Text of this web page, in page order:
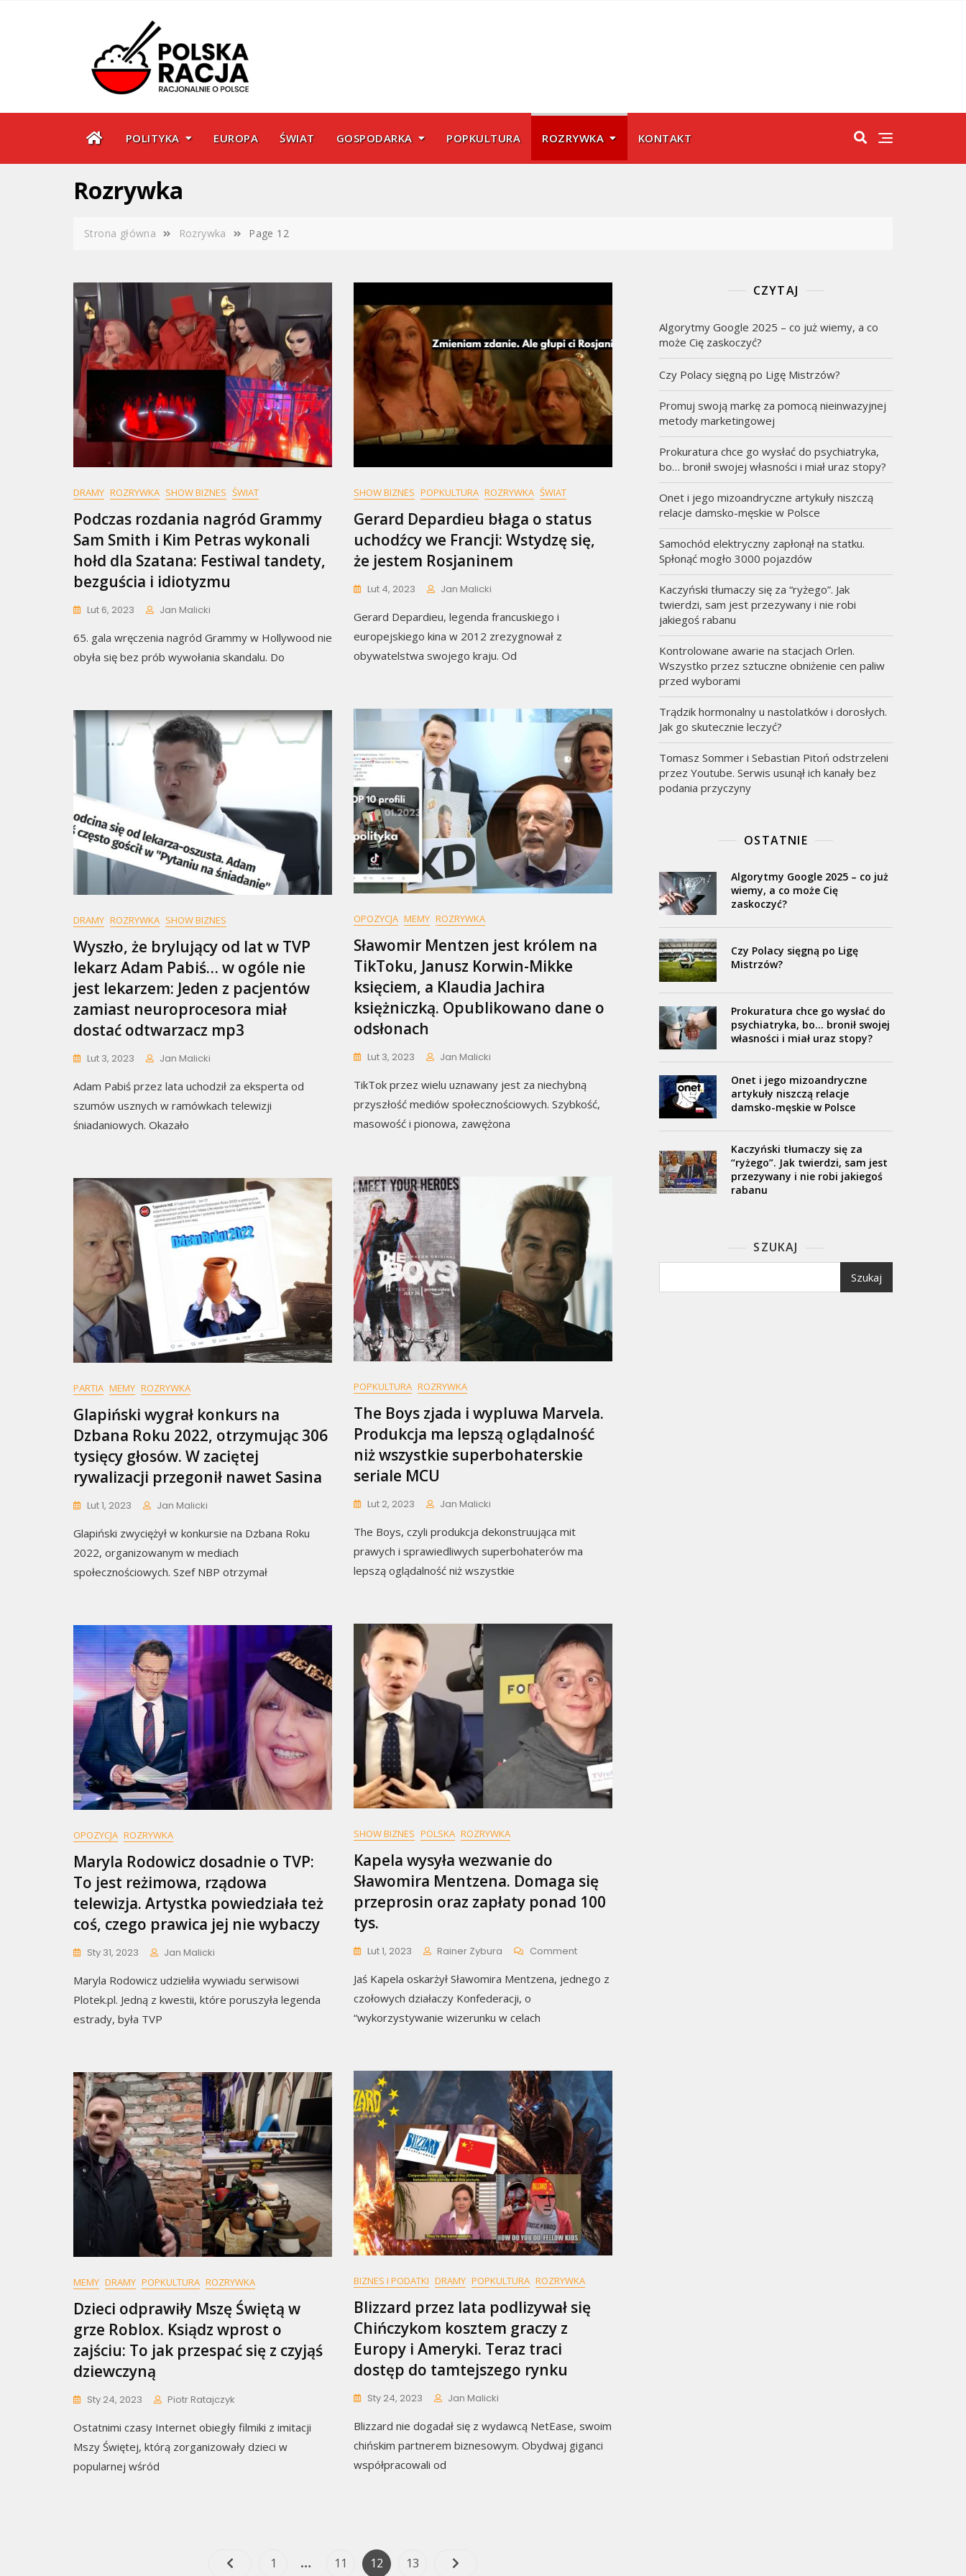
POLITYKA EUROPA ŚWIAT GOSPODARKA POPKULTURA ROZRYWKA KONTAKT
Rozrywka
Strona główna Rozrywka Page 12
DRAMY ROZRYWKA SHOW BIZNES ŚWIAT
Podczas rozdania nagród Grammy
Sam Smith i Kim Petras wykonali
hołd dla Szatana: Festiwal tandety,
bezguścia i idiotyzmu
Lut 6, 2023 Jan Malicki
65. gala wręczenia nagród Grammy w Hollywood nie
obyła się bez prób wywołania skandalu. Do
SHOW BIZNES POPKULTURA ROZRYWKA ŚWIAT
Gerard Depardieu błaga o status
uchodźcy we Francji: Wstydzę się,
że jestem Rosjaninem
Lut 4, 2023 Jan Malicki
Gerard Depardieu, legenda francuskiego i
europejskiego kina w 2012 zrezygnował z
obywatelstwa swojego kraju. Od
OPOZYCJA MEMY ROZRYWKA
Sławomir Mentzen jest królem na
TikToku, Janusz Korwin-Mikke
księciem, a Klaudia Jachira
księżniczką. Opublikowano dane o
odsłonach
Lut 3, 2023 Jan Malicki
TikTok przez wielu uznawany jest za niechybną
przyszłość mediów społecznościowych. Szybkość,
masowość i pionowa, zawężona
DRAMY ROZRYWKA SHOW BIZNES
Wyszło, że brylujący od lat w TVP
lekarz Adam Pabiś… w ogóle nie
jest lekarzem: Jeden z pacjentów
zamiast neuroprocesora miał
dostać odtwarzacz mp3
Lut 3, 2023 Jan Malicki
Adam Pabiś przez lata uchodził za eksperta od
szumów usznych w ramówkach telewizji
śniadaniowych. Okazało
POPKULTURA ROZRYWKA
The Boys zjada i wypluwa Marvela.
Produkcja ma lepszą oglądalność
niż wszystkie superbohaterskie
seriale MCU
Lut 2, 2023 Jan Malicki
The Boys, czyli produkcja dekonstruująca mit
prawych i sprawiedliwych superbohaterów ma
lepszą oglądalność niż wszystkie
PARTIA MEMY ROZRYWKA
Glapiński wygrał konkurs na
Dzbana Roku 2022, otrzymując 306
tysięcy głosów. W zaciętej
rywalizacji przegonił nawet Sasina
Lut 1, 2023 Jan Malicki
Glapiński zwyciężył w konkursie na Dzbana Roku
2022, organizowanym w mediach
społecznościowych. Szef NBP otrzymał
SHOW BIZNES POLSKA ROZRYWKA
Kapela wysyła wezwanie do
Sławomira Mentzena. Domaga się
przeprosin oraz zapłaty ponad 100
tys.
Lut 1, 2023 Rainer Zybura CommentOn
Wysyła
Przeprosin
Oraz
Zapłaty
Ponad
100
Tys.
Jaś Kapela oskarżył Sławomira Mentzena, jednego z
czołowych działaczy Konfederacji, o
“wykorzystywanie wizerunku w celach
OPOZYCJA ROZRYWKA
Maryla Rodowicz dosadnie o TVP:
To jest reżimowa, rządowa
telewizja. Artystka powiedziała też
coś, czego prawica jej nie wybaczy
Sty 31, 2023 Jan Malicki
Maryla Rodowicz udzieliła wywiadu serwisowi
Plotek.pl. Jedną z kwestii, które poruszyła legenda
estrady, była TVP
BIZNES I PODATKI DRAMY POPKULTURA ROZRYWKA
Blizzard przez lata podlizywał się
Chińczykom kosztem graczy z
Europy i Ameryki. Teraz traci
dostęp do tamtejszego rynku
Sty 24, 2023 Jan Malicki
Blizzard nie dogadał się z wydawcą NetEase, swoim
chińskim partnerem biznesowym. Obydwaj giganci
współpracowali od
MEMY DRAMY POPKULTURA ROZRYWKA
Dzieci odprawiły Mszę Świętą w
grze Roblox. Ksiądz wprost o
zajściu: To jak przespać się z czyjąś
dziewczyną
Sty 24, 2023 Piotr Ratajczyk
Ostatnimi czasy Internet obiegły filmiki z imitacji
Mszy Świętej, którą zorganizowały dzieci w
popularnej wśród
Nawigacja
Page
1 … Page
11 Page
12 Page
13
CZYTAJ
Algorytmy Google 2025 – co już wiemy, a co
może Cię zaskoczyć?
Czy Polacy sięgną po Ligę Mistrzów?
Promuj swoją markę za pomocą nieinwazyjnej
metody marketingowej
Prokuratura chce go wysłać do psychiatryka,
bo… bronił swojej własności i miał uraz stopy?
Onet i jego mizoandryczne artykuły niszczą
relacje damsko-męskie w Polsce
Samochód elektryczny zapłonął na statku.
Spłonąć mogło 3000 pojazdów
Kaczyński tłumaczy się za “ryżego”. Jak
twierdzi, sam jest przezywany i nie robi
jakiegoś rabanu
Kontrolowane awarie na stacjach Orlen.
Wszystko przez sztuczne obniżenie cen paliw
przed wyborami
Trądzik hormonalny u nastolatków i dorosłych.
Jak go skutecznie leczyć?
Tomasz Sommer i Sebastian Pitoń odstrzeleni
przez Youtube. Serwis usunął ich kanały bez
podania przyczyny
OSTATNIE
Algorytmy Google 2025 – co już
wiemy, a co może Cię
zaskoczyć?
Czy Polacy sięgną po Ligę
Mistrzów?
Prokuratura chce go wysłać do
psychiatryka, bo… bronił swojej
własności i miał uraz stopy?
Onet i jego mizoandryczne
artykuły niszczą relacje
damsko-męskie w Polsce
Kaczyński tłumaczy się za
“ryżego”. Jak twierdzi, sam jest
przezywany i nie robi jakiegoś
rabanu
SZUKAJ
Szukaj